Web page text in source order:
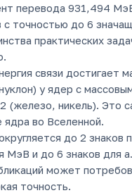
перевода 931,494
с точностью до 6
практических
связи достигает
у ядер с
(железо, никель). Это
ядра во Вселенной.
до 2 знаков
МэВ и до 6 знаков для
может
точность.